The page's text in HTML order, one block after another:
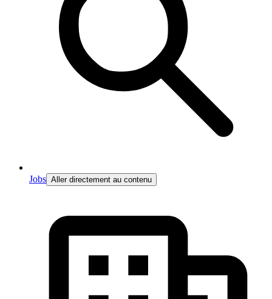
Jobs Aller directement au contenu